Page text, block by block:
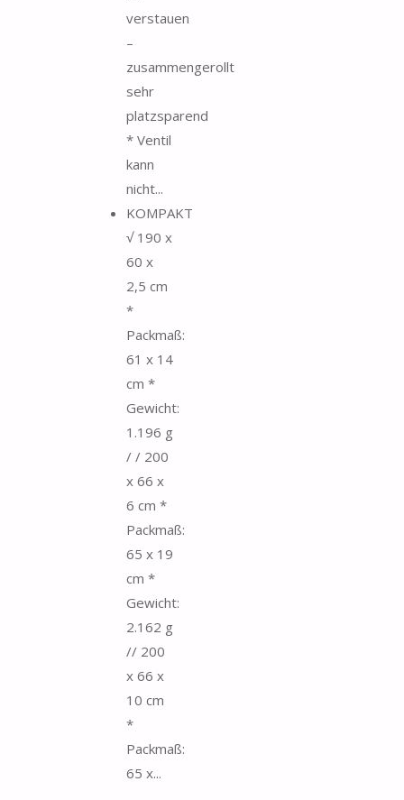
verstauen
–
zusammengerollt
sehr
platzsparend
* Ventil
kann
nicht...
KOMPAKT
√ 190 x
60 x
2,5 cm
*
Packmaß:
61 x 14
cm *
Gewicht:
1.196 g
/ / 200
x 66 x
6 cm *
Packmaß:
65 x 19
cm *
Gewicht:
2.162 g
// 200
x 66 x
10 cm
*
Packmaß:
65 x...